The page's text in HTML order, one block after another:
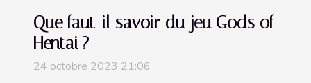
Que faut-il savoir du jeu Gods of
Hentai ?
24 octobre 2023 21:06